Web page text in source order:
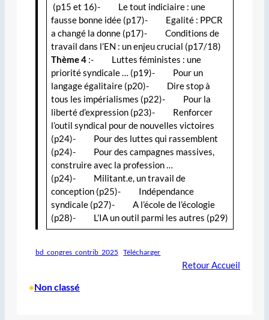
(p15 et 16)- Le tout indiciaire : une
fausse bonne idée (p17)- Egalité : PPCR
a changé la donne (p17)- Conditions de
travail dans l’EN : un enjeu crucial (p17/18)
Thème 4 :- Luttes féministes : une
priorité syndicale … (p19)- Pour un
langage égalitaire (p20)- Dire stop à
tous les impérialismes (p22)- Pour la
liberté d’expression (p23)- Renforcer
l’outil syndical pour de nouvelles victoires
(p24)- Pour des luttes qui rassemblent
(p24)- Pour des campagnes massives,
construire avec la profession …
(p24)- Militant.e, un travail de
conception (p25)- Indépendance
syndicale (p27)- A l’école de l’écologie
(p28)- L’IA un outil parmi les autres (p29)
bd_congres_contrib_2025 Télécharger
Retour Accueil
•Non classé